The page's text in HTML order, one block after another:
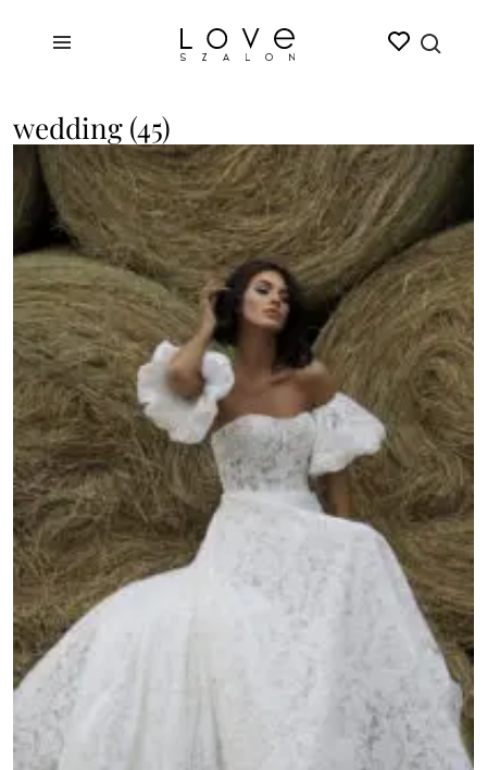
wedding (45)